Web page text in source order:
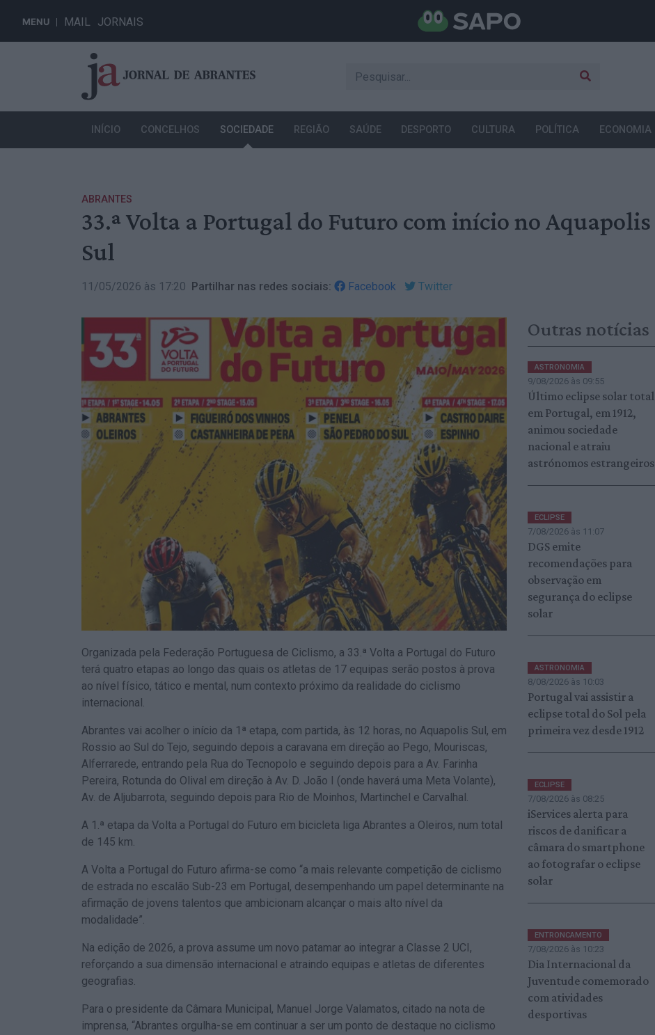
MENU MAIL JORNAIS
INÍCIO CONCELHOS SOCIEDADE REGIÃO SAÚDE DESPORTO CULTURA POLÍTICA ECONOMIA
ABRANTES
33.ª Volta a Portugal do Futuro com início no Aquapolis
Sul
11/05/2026 às 17:20 Partilhar nas redes sociais: Facebook Twitter
Organizada pela Federação Portuguesa de Ciclismo, a 33.ª Volta a Portugal do Futuro
terá quatro etapas ao longo das quais os atletas de 17 equipas serão postos à prova
ao nível físico, tático e mental, num contexto próximo da realidade do ciclismo
internacional.
Abrantes vai acolher o início da 1ª etapa, com partida, às 12 horas, no Aquapolis Sul, em
Rossio ao Sul do Tejo, seguindo depois a caravana em direção ao Pego, Mouriscas,
Alferrarede, entrando pela Rua do Tecnopolo e seguindo depois para a Av. Farinha
Pereira, Rotunda do Olival em direção à Av. D. João I (onde haverá uma Meta Volante),
Av. de Aljubarrota, seguindo depois para Rio de Moinhos, Martinchel e Carvalhal.
A 1.ª etapa da Volta a Portugal do Futuro em bicicleta liga Abrantes a Oleiros, num total
de 145 km.
A Volta a Portugal do Futuro afirma-se como “a mais relevante competição de ciclismo
de estrada no escalão Sub-23 em Portugal, desempenhando um papel determinante na
afirmação de jovens talentos que ambicionam alcançar o mais alto nível da
modalidade”.
Na edição de 2026, a prova assume um novo patamar ao integrar a Classe 2 UCI,
reforçando a sua dimensão internacional e atraindo equipas e atletas de diferentes
geografias.
Para o presidente da Câmara Municipal, Manuel Jorge Valamatos, citado na nota de
imprensa, “Abrantes orgulha-se em continuar a ser um ponto de destaque no ciclismo
Outras notícias
ASTRONOMIA
9/08/2026 às 09:55
Último eclipse solar total
em Portugal, em 1912,
animou sociedade
nacional e atraiu
astrónomos estrangeiros
ECLIPSE
7/08/2026 às 11:07
DGS emite
recomendações para
observação em
segurança do eclipse
solar
ASTRONOMIA
8/08/2026 às 10:03
Portugal vai assistir a
eclipse total do Sol pela
primeira vez desde 1912
ECLIPSE
7/08/2026 às 08:25
iServices alerta para
riscos de danificar a
câmara do smartphone
ao fotografar o eclipse
solar
ENTRONCAMENTO
7/08/2026 às 10:23
Dia Internacional da
Juventude comemorado
com atividades
desportivas